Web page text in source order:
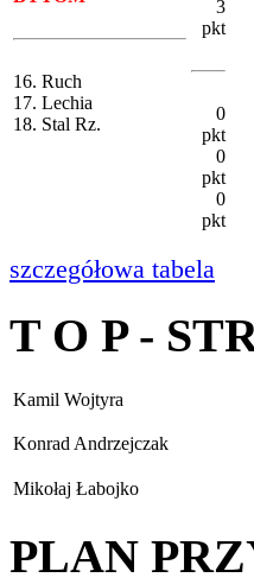
16. Ruch
17. Lechia
18. Stal Rz.
3
pkt
0
pkt
0
pkt
0
pkt
szczegółowa tabela
T O P -
Kamil Wojtyra
Konrad Andrzejczak
Mikołaj Łabojko
PLAN